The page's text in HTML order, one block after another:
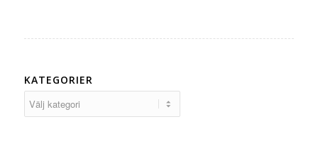
KATEGORIER